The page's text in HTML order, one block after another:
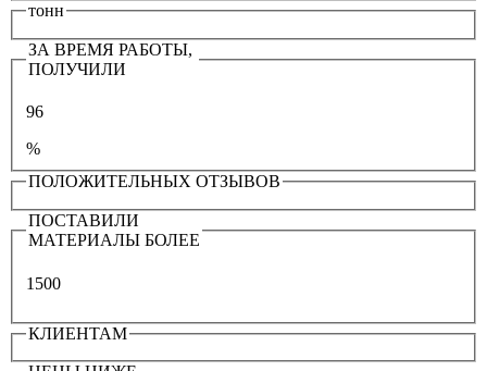
тонн
ЗА ВРЕМЯ РАБОТЫ,
ПОЛУЧИЛИ
96
%
ПОЛОЖИТЕЛЬНЫХ ОТЗЫВОВ
ПОСТАВИЛИ
МАТЕРИАЛЫ БОЛЕЕ
1500
КЛИЕНТАМ